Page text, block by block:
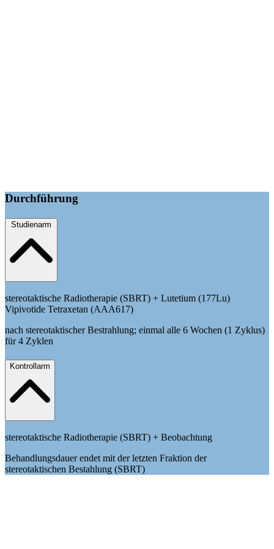
Durchführung
stereotaktische Radiotherapie (SBRT) + Lutetium (177Lu)
Vipivotide Tetraxetan (AAA617)
nach stereotaktischer Bestrahlung; einmal alle 6 Wochen (1 Zyklus)
für 4 Zyklen
Kontrollarm
stereotaktische Radiotherapie (SBRT) + Beobachtung
Behandlungsdauer endet mit der letzten Fraktion der
stereotaktischen Bestahlung (SBRT)